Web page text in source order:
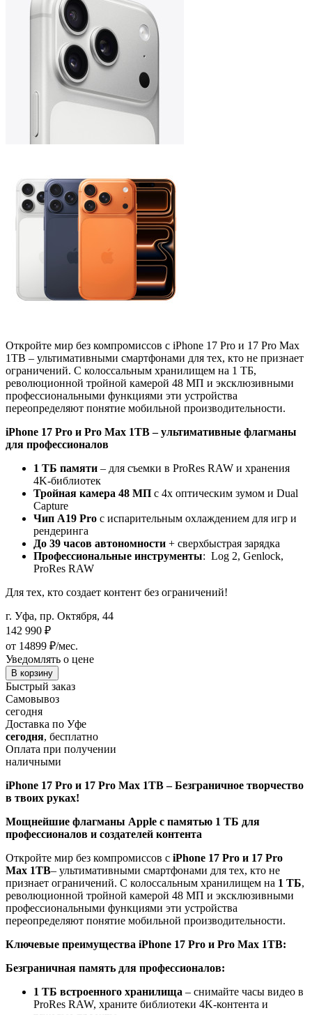
Откройте мир без компромиссов с iPhone 17 Pro и 17 Pro Max
1TB – ультимативными смартфонами для тех, кто не признает
ограничений. С колоссальным хранилищем на 1 ТБ,
революционной тройной камерой 48 МП и эксклюзивными
профессиональными функциями эти устройства
переопределяют понятие мобильной производительности.
iPhone 17 Pro и Pro Max 1TB – ультимативные флагманы
для профессионалов
1 ТБ памяти – для съемки в ProRes RAW и хранения
4K-библиотек
Тройная камера 48 МП с 4x оптическим зумом и Dual
Capture
Чип A19 Pro с испарительным охлаждением для игр и
рендеринга
До 39 часов автономности + сверхбыстрая зарядка
Профессиональные инструменты: Log 2, Genlock,
ProRes RAW
Для тех, кто создает контент без ограничений!
г. Уфа, пр. Октября, 44
142 990 ₽
от 14899 ₽/мес.
Уведомлять о цене
В корзину
Быстрый заказ
Самовывоз
сегодня
Доставка по Уфе
сегодня, бесплатно
Оплата при получении
наличными
iPhone 17 Pro и 17 Pro Max 1TB – Безграничное творчество
в твоих руках!
Мощнейшие флагманы Apple с памятью 1 ТБ для
профессионалов и создателей контента
Откройте мир без компромиссов с iPhone 17 Pro и 17 Pro
Max 1TB– ультимативными смартфонами для тех, кто не
признает ограничений. С колоссальным хранилищем на 1 ТБ,
революционной тройной камерой 48 МП и эксклюзивными
профессиональными функциями эти устройства
переопределяют понятие мобильной производительности.
Ключевые преимущества iPhone 17 Pro и Pro Max 1TB:
Безграничная память для профессионалов:
1 ТБ встроенного хранилища – снимайте часы видео в
ProRes RAW, храните библиотеки 4K-контента и